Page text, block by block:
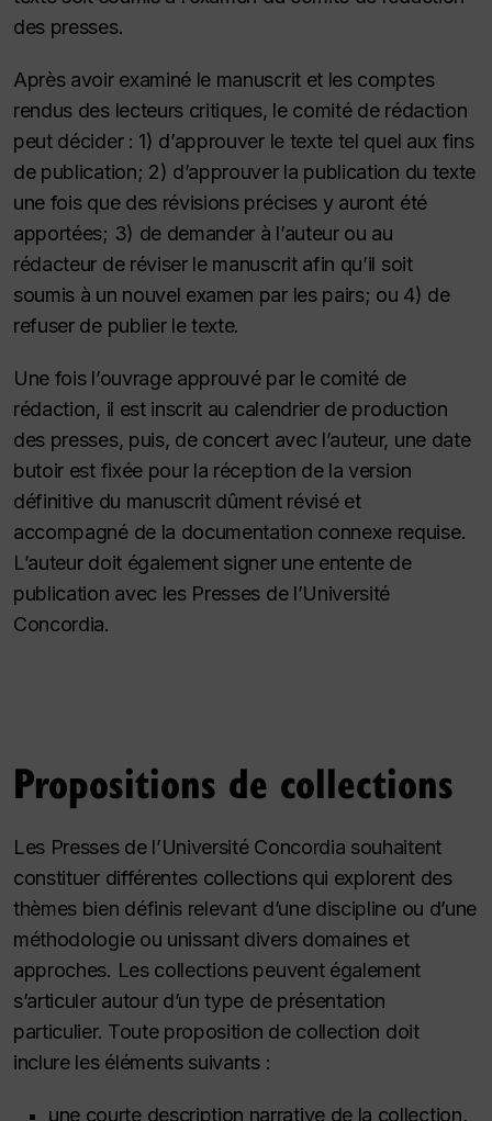
des presses.
Après avoir examiné le manuscrit et les comptes
rendus des lecteurs critiques, le comité de rédaction
peut décider : 1) d’approuver le texte tel quel aux fins
de publication; 2) d’approuver la publication du texte
une fois que des révisions précises y auront été
apportées; 3) de demander à l’auteur ou au
rédacteur de réviser le manuscrit afin qu’il soit
soumis à un nouvel examen par les pairs; ou 4) de
refuser de publier le texte.
Une fois l’ouvrage approuvé par le comité de
rédaction, il est inscrit au calendrier de production
des presses, puis, de concert avec l’auteur, une date
butoir est fixée pour la réception de la version
définitive du manuscrit dûment révisé et
accompagné de la documentation connexe requise.
L’auteur doit également signer une entente de
publication avec les Presses de l’Université
Concordia.
Propositions de collections
Les Presses de l’Université Concordia souhaitent
constituer différentes collections qui explorent des
thèmes bien définis relevant d’une discipline ou d’une
méthodologie ou unissant divers domaines et
approches. Les collections peuvent également
s’articuler autour d’un type de présentation
particulier. Toute proposition de collection doit
inclure les éléments suivants :
une courte description narrative de la collection,